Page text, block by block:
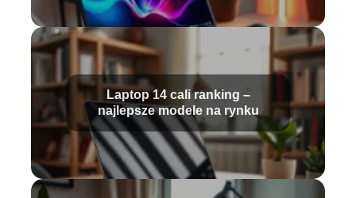
Laptop 14 cali ranking –
najlepsze modele na rynku